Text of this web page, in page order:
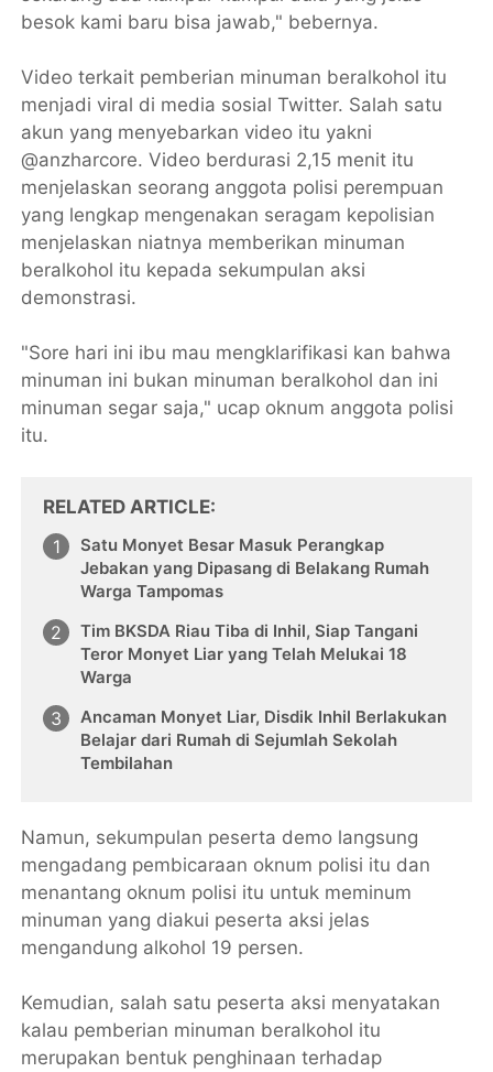
besok kami baru bisa jawab," bebernya.
Video terkait pemberian minuman beralkohol itu
menjadi viral di media sosial Twitter. Salah satu
akun yang menyebarkan video itu yakni
@anzharcore. Video berdurasi 2,15 menit itu
menjelaskan seorang anggota polisi perempuan
yang lengkap mengenakan seragam kepolisian
menjelaskan niatnya memberikan minuman
beralkohol itu kepada sekumpulan aksi
demonstrasi.
"Sore hari ini ibu mau mengklarifikasi kan bahwa
minuman ini bukan minuman beralkohol dan ini
minuman segar saja," ucap oknum anggota polisi
itu.
RELATED ARTICLE
Satu Monyet Besar Masuk Perangkap
Jebakan yang Dipasang di Belakang Rumah
Warga Tampomas
Tim BKSDA Riau Tiba di Inhil, Siap Tangani
Teror Monyet Liar yang Telah Melukai 18
Warga
Ancaman Monyet Liar, Disdik Inhil Berlakukan
Belajar dari Rumah di Sejumlah Sekolah
Tembilahan
Namun, sekumpulan peserta demo langsung
mengadang pembicaraan oknum polisi itu dan
menantang oknum polisi itu untuk meminum
minuman yang diakui peserta aksi jelas
mengandung alkohol 19 persen.
Kemudian, salah satu peserta aksi menyatakan
kalau pemberian minuman beralkohol itu
merupakan bentuk penghinaan terhadap